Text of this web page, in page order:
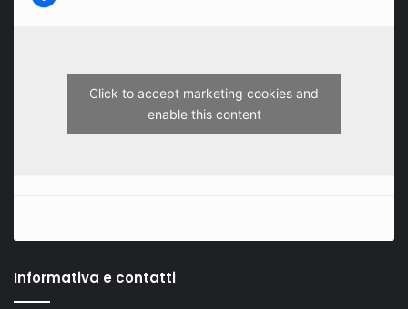
Click to accept marketing cookies and
enable this content
Informativa e contatti